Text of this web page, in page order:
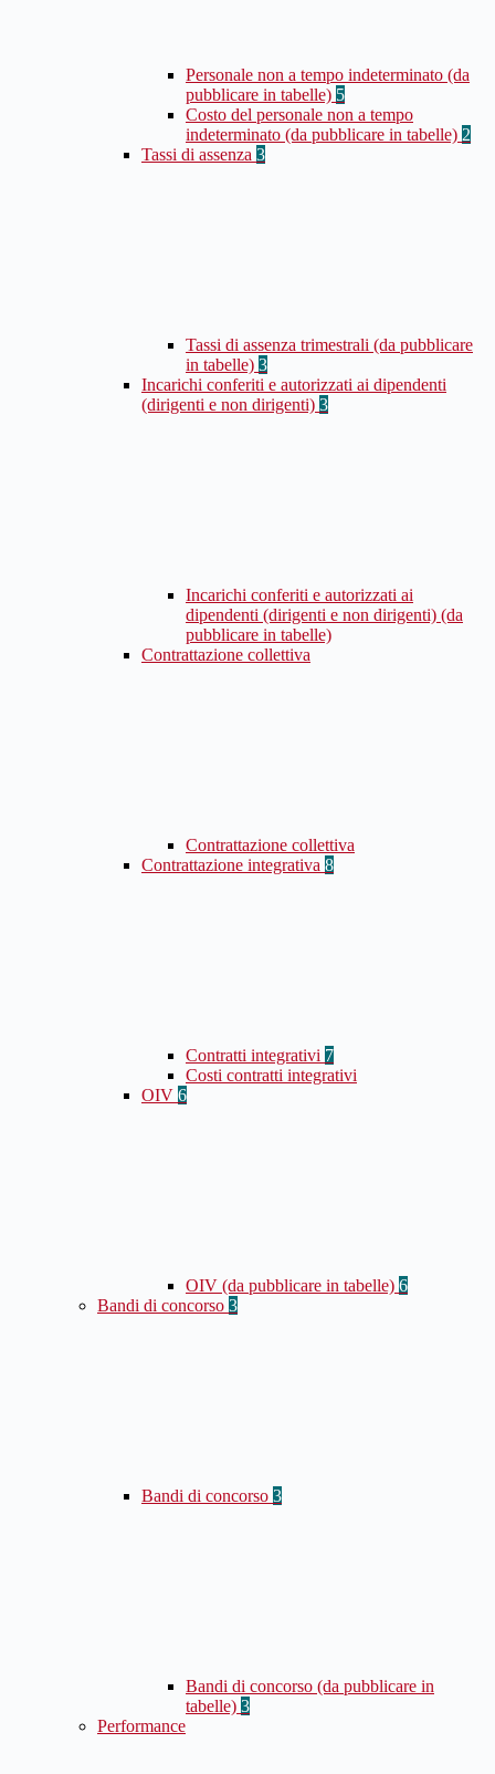
Personale non a tempo indeterminato (da
pubblicare in tabelle) 5
Costo del personale non a tempo
indeterminato (da pubblicare in tabelle) 2
Tassi di assenza 3
Tassi di assenza trimestrali (da pubblicare
in tabelle) 3
Incarichi conferiti e autorizzati ai dipendenti
(dirigenti e non dirigenti) 3
Incarichi conferiti e autorizzati ai
dipendenti (dirigenti e non dirigenti) (da
pubblicare in tabelle)
Contrattazione collettiva
Contrattazione collettiva
Contrattazione integrativa 8
Contratti integrativi 7
Costi contratti integrativi
OIV 6
OIV (da pubblicare in tabelle) 6
Bandi di concorso 3
Bandi di concorso 3
Bandi di concorso (da pubblicare in
tabelle) 3
Performance